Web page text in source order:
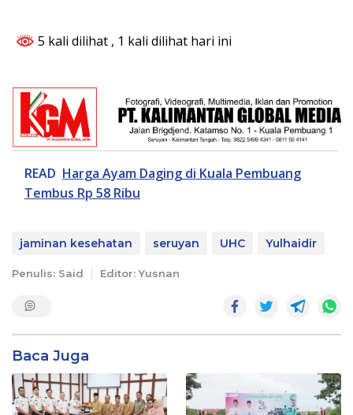
5 kali dilihat , 1 kali dilihat hari ini
READ Harga Ayam Daging di Kuala Pembuang
Tembus Rp 58 Ribu
jaminan kesehatan seruyan UHC Yulhaidir
Penulis: Said Editor: Yusnan
Baca Juga